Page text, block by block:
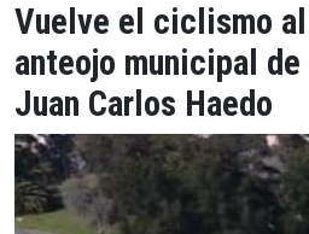
Vuelve el ciclismo
anteojo municipal de
Juan Carlos Haedo